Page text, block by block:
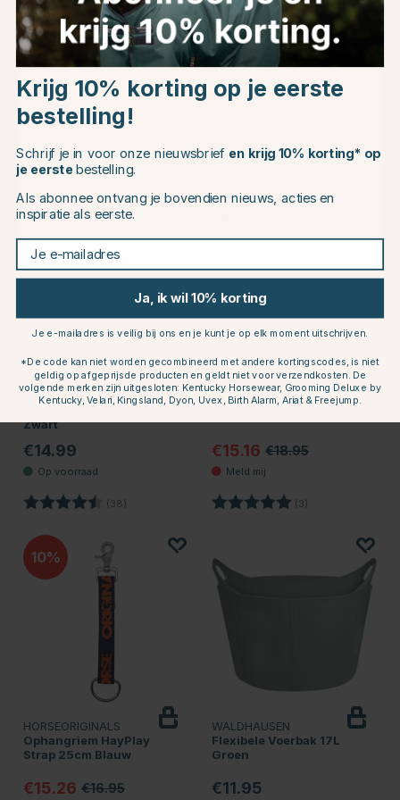
WALDHAUSEN
Flexibele Voerbak 10L
Roze
€8.95
PIVO
Camera Houder Pivo Pod
Starter Pack Zwart/Rood
€209.95
KENTUCKY
HORSEWEAR
Beschermingsbal Lead &
Wall Protection Rubber
Zwart
€14.99
Beoordeling: (38)
20
EQUIPAGE
Paspoorttas Agate
Marineblauw
€15.16 €18.95
Beoordeling: (3)
10
HORSEORIGINALS
Ophangriem HayPlay
Strap 25cm Blauw
€15.26 €16.95
WALDHAUSEN
Flexibele Voerbak 17L
Groen
€11.95
Choose country
EU
Krijg 10% korting op je eerste
bestelling!
Schrijf je in voor onze nieuwsbrief en krijg 10% korting* op
je eerstebestelling.
Als abonnee ontvang je bovendien nieuws, acties en
inspiratie als eerste.
Je e-mailadres
Ja, ik wil 10% korting
Je e-mailadres is veilig bij ons en je kunt je op elk moment uitschrijven.
*De code kan niet worden gecombineerd met andere kortingscodes, is niet
geldig op afgeprijsde producten en geldt niet voor verzendkosten. De
volgende merken zijn uitgesloten: Kentucky Horsewear, Grooming Deluxe by
Kentucky, Velari, Kingsland, Dyon, Uvex, Birth Alarm, Ariat & Freejump.